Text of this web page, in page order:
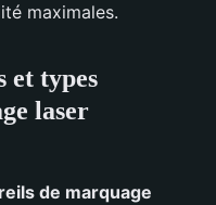
maximales.
et types
laser
de marquage